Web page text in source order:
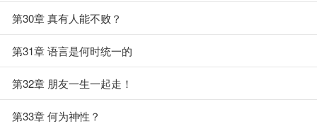
第30章 真有人能不败？
第31章 语言是何时统一的
第32章 朋友一生一起走！
第33章 何为神性？